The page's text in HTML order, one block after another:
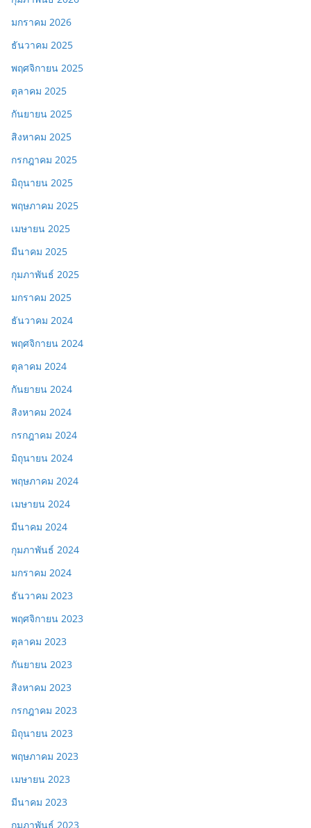
มกราคม 2026
ธันวาคม 2025
พฤศจิกายน 2025
ตุลาคม 2025
กันยายน 2025
สิงหาคม 2025
กรกฎาคม 2025
มิถุนายน 2025
พฤษภาคม 2025
เมษายน 2025
มีนาคม 2025
กุมภาพันธ์ 2025
มกราคม 2025
ธันวาคม 2024
พฤศจิกายน 2024
ตุลาคม 2024
กันยายน 2024
สิงหาคม 2024
กรกฎาคม 2024
มิถุนายน 2024
พฤษภาคม 2024
เมษายน 2024
มีนาคม 2024
กุมภาพันธ์ 2024
มกราคม 2024
ธันวาคม 2023
พฤศจิกายน 2023
ตุลาคม 2023
กันยายน 2023
สิงหาคม 2023
กรกฎาคม 2023
มิถุนายน 2023
พฤษภาคม 2023
เมษายน 2023
มีนาคม 2023
กุมภาพันธ์ 2023